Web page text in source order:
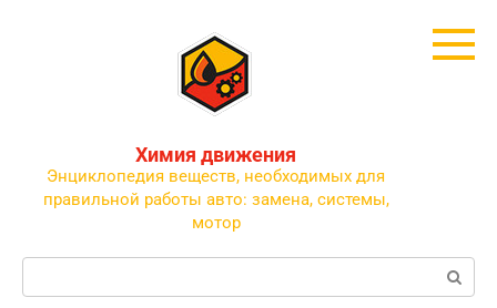
Химия движения
Энциклопедия веществ, необходимых для
правильной работы авто: замена, системы,
мотор
Поиск: